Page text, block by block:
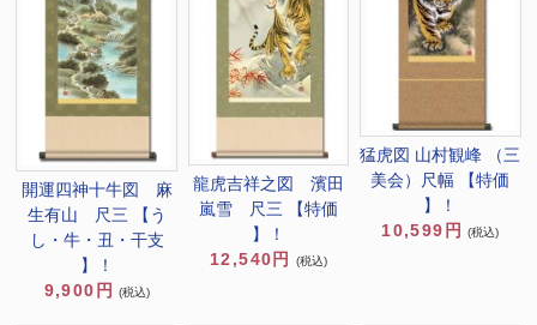
開運四神十牛図 麻
生有山 尺三 【う
し・牛・丑・干支
】！
9,900円
(税込)
龍虎吉祥之図 濱田
嵐雪 尺三 【特価
】！
12,540円
(税込)
猛虎図 山村観峰 （三
美会）尺幅 【特価
】！
10,599円
(税込)